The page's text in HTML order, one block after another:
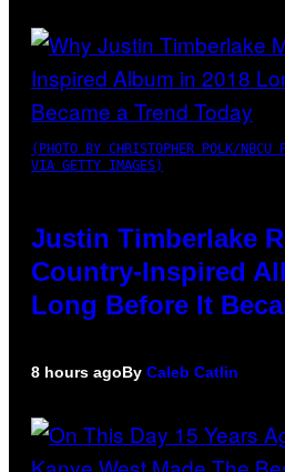
(PHOTO BY CHRISTOPHER POLK/NBCU
VIA GETTY IMAGES)
Justin Timberlake
Country-Inspired
Long Before It
8 hours agoBy Caleb Catlin